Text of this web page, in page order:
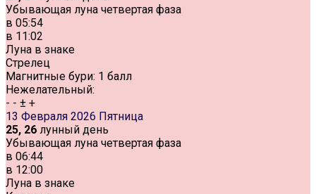
Убывающая луна четвертая фаза
в 05:54
в 11:02
Луна в знаке
Стрелец
Магнитные бури: 1 балл
Нежелательный:
- - ± +
13 Февраля 2026 Пятница
25, 26 лунный день
Убывающая луна четвертая фаза
в 06:44
в 12:00
Луна в знаке